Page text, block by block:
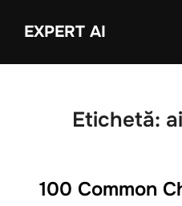
EXPERT AI
Etichetă:
100 Common